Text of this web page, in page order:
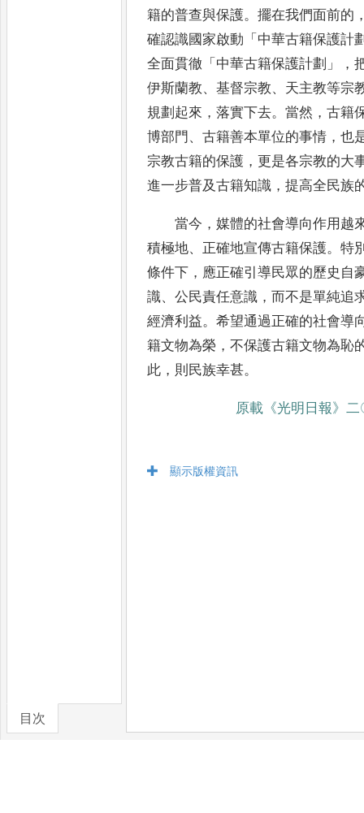
目次
籍的普查與保護。擺在我們面前的
確認識國家啟動 「 中華古籍保護計
全面貫徹 「 中華古籍保護計劃 」，
伊斯蘭教、基督宗教、 天主教等宗
規劃起來 ，落實下去。當然 ，古籍
博部門 、古籍善本單位的事情 ，也
宗教古籍的保護 ， 更是各宗教的大
進一步普及古籍知識 ，提高全民族
當今 ，媒體的社會導向作用越
積極地、 正確地宣傳古籍保護。特
條件下 ， 應正確引導民眾的歷史自
識、公民責任意識 ， 而不是單純追
經濟利益。希望通過正確的社會導
籍文物為榮 ，不保護古籍文物為恥
此 ， 則民族幸甚。
原載 《光明日報 》二
顯示版權資訊